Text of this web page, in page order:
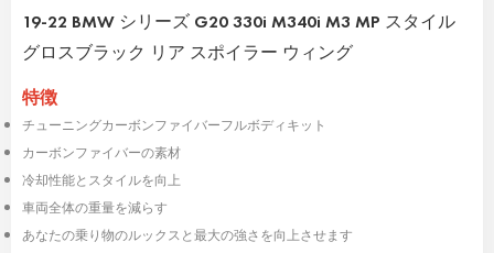
19-22 BMW シリーズ G20 330i M340i M3 MP スタイル
グロスブラック リア スポイラー ウィング
特徴
チューニングカーボンファイバーフルボディキット
カーボンファイバーの素材
冷却性能とスタイルを向上
車両全体の重量を減らす
あなたの乗り物のルックスと最大の強さを向上させます